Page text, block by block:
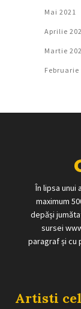
Mai 2021
Aprilie
Martie
Februarie
În lipsa
maximum
depăși
sursei
paragraf și cu
Artisti